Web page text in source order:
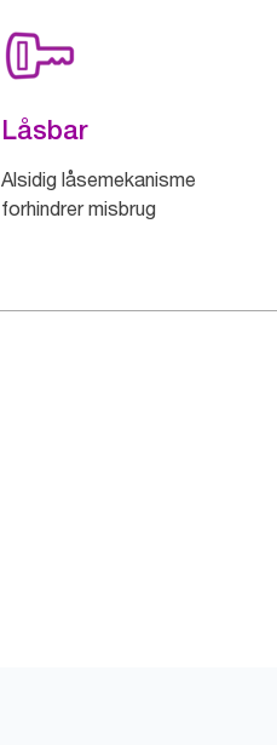
Låsbar
Alsidig låsemekanisme
forhindrer misbrug